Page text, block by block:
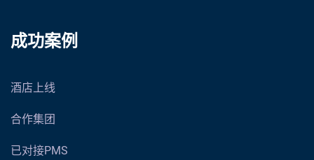
成功案例
酒店上线
合作集团
已对接PMS